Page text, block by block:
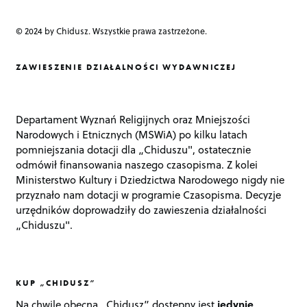
© 2024 by Chidusz. Wszystkie prawa zastrzeżone.
ZAWIESZENIE DZIAŁALNOŚCI WYDAWNICZEJ
Departament Wyznań Religijnych oraz Mniejszości
Narodowych i Etnicznych (MSWiA) po kilku latach
pomniejszania dotacji dla „Chiduszu", ostatecznie
odmówił finansowania naszego czasopisma. Z kolei
Ministerstwo Kultury i Dziedzictwa Narodowego nigdy nie
przyznało nam dotacji w programie Czasopisma. Decyzje
urzędników doprowadziły do zawieszenia działalności
„Chiduszu".
KUP „CHIDUSZ”